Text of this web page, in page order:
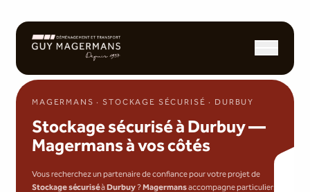
MAGERMANS · STOCKAGE SÉCURISÉ · DURBUY
Stockage sécurisé à Durbuy —
Magermans à vos côtés
Vous recherchez un partenaire de confiance pour votre projet de
Stockage sécuriséàDurbuy ?Magermansaccompagne particuliers